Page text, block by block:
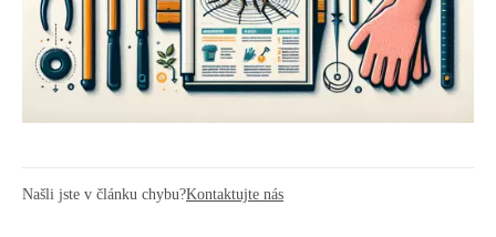
Našli jste v článku chybu?Kontaktujte nás